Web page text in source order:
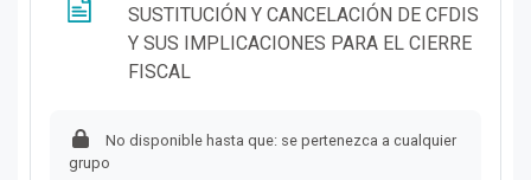
SUSTITUCIÓN Y CANCELACIÓN DE CFDIS
Y SUS IMPLICACIONES PARA EL CIERRE
FISCAL
No disponible hasta que: se pertenezca a cualquier
grupo